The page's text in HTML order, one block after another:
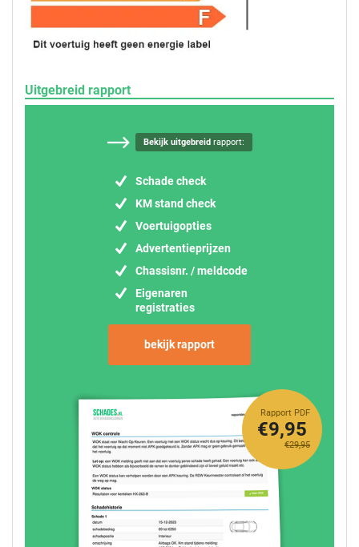
Uitgebreid rapport
Bekijk uitgebreidrapport:
Schade check
KM stand check
Voertuigopties
Advertentieprijzen
Chassisnr. / meldcode
Eigenaren
registraties
bekijk rapport
Rapport PDF
€29,95
€9,95